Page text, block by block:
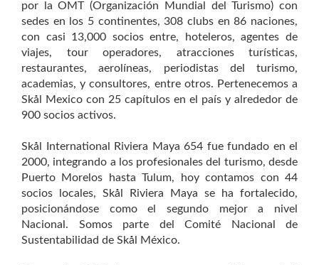
por la OMT (Organización Mundial del Turismo) con
sedes en los 5 continentes, 308 clubs en 86 naciones,
con casi 13,000 socios entre, hoteleros, agentes de
viajes, tour operadores, atracciones turísticas,
restaurantes, aerolíneas, periodistas del turismo,
academias, y consultores, entre otros. Pertenecemos a
Skål Mexico con 25 capítulos en el país y alrededor de
900 socios activos.
Skål International Riviera Maya 654 fue fundado en el
2000, integrando a los profesionales del turismo, desde
Puerto Morelos hasta Tulum, hoy contamos con 44
socios locales, Skål Riviera Maya se ha fortalecido,
posicionándose como el segundo mejor a nivel
Nacional. Somos parte del Comité Nacional de
Sustentabilidad de Skål México.